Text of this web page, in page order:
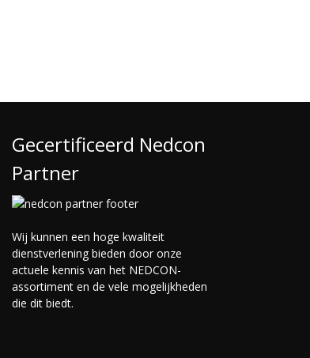
Gecertificeerd Nedcon
Partner
Wij kunnen een hoge kwaliteit
dienstverlening bieden door onze
actuele kennis van het NEDCON-
assortiment en de vele mogelijkheden
die dit biedt.